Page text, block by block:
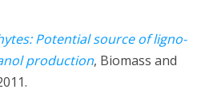
Potential source of ligno-
production, Biomass and